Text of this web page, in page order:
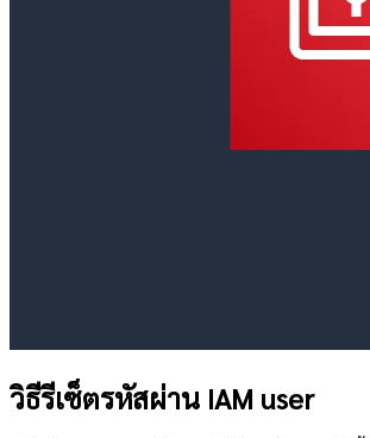
วิธีรีเซ็ตรหัสผ่าน IAM user